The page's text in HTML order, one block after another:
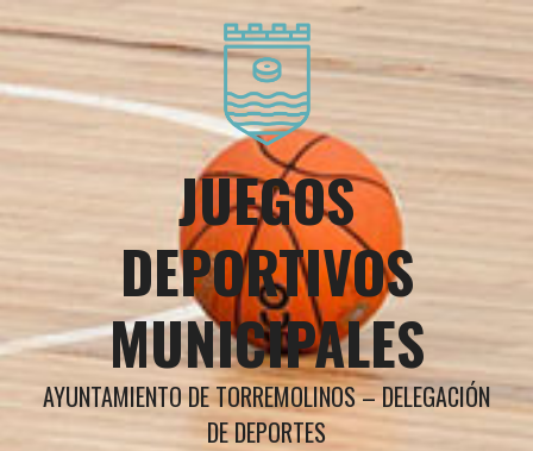
al
JUEGOS
DEPORTIVOS
MUNICIPALES
AYUNTAMIENTO DE TORREMOLINOS – DELEGACIÓN
DE DEPORTES